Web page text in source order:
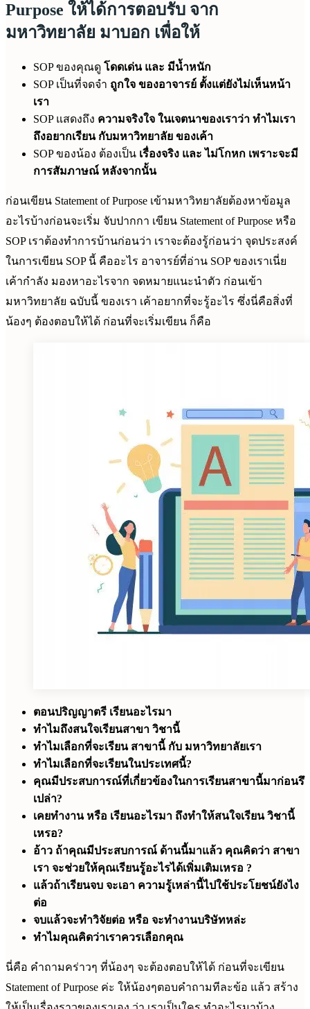
Purpose ให้ได้การตอบรับ จาก
มหาวิทยาลัย มาบอก เพื่อให้
SOP ของคุณดู โดดเด่น และ มีน้ำหนัก
SOP เป็นที่จดจำ ถูกใจ ของอาจารย์ ตั้งแต่ยังไม่เห็นหน้า
เรา
SOP แสดงถึง ความจริงใจ ในเจตนาของเราว่า ทำไมเรา
ถึงอยากเรียน กับมหาวิทยาลัย ของเค้า
SOP ของน้อง ต้องเป็น เรื่องจริง และ ไม่โกหก เพราะจะมี
การสัมภาษณ์ หลังจากนั้น
ก่อนเขียน Statement of Purpose เข้ามหาวิทยาลัยต้องหาข้อมูล
อะไรบ้างก่อนจะเริ่ม จับปากกา เขียน Statement of Purpose หรือ
SOP เราต้องทำการบ้านก่อนว่า เราจะต้องรู้ก่อนว่า จุดประสงค์
ในการเขียน SOP นี้ คืออะไร อาจารย์ที่อ่าน SOP ของเราเนี่ย
เค้ากำลัง มองหาอะไรจาก จดหมายแนะนำตัว ก่อนเข้า
มหาวิทยาลัย ฉบับนี้ ของเรา เค้าอยากที่จะรู้อะไร ซึ่งนี่คือสิ่งที่
น้องๆ ต้องตอบให้ได้ ก่อนที่จะเริ่มเขียน ก็คือ
ตอนปริญญาตรี เรียนอะไรมา
ทำไมถึงสนใจเรียนสาขา วิชานี้
ทำไมเลือกที่จะเรียน สาขานี้ กับ มหาวิทยาลัยเรา
ทำไมเลือกที่จะเรียนในประเทศนี้?
คุณมีประสบการณ์ที่เกี่ยวข้องในการเรียนสาขานี้มาก่อนรึ
เปล่า?
เคยทำงาน หรือ เรียนอะไรมา ถึงทำให้สนใจเรียน วิชานี้
เหรอ?
อ้าว ถ้าคุณมีประสบการณ์ ด้านนี้มาแล้ว คุณคิดว่า สาขา
เรา จะช่วยให้คุณเรียนรู้อะไรได้เพิ่มเติมเหรอ ?
แล้วถ้าเรียนจบ จะเอา ความรู้เหล่านี้ไปใช้ประโยชน์ยังไง
ต่อ
จบแล้วจะทำวิจัยต่อ หรือ จะทำงานบริษัทหล่ะ
ทำไมคุณคิดว่าเราควรเลือกคุณ
นี่คือ คำถามคร่าวๆ ที่น้องๆ จะต้องตอบให้ได้ ก่อนที่จะเขียน
Statement of Purpose ค่ะ ให้น้องๆตอบคำถามทีละข้อ แล้ว สร้าง